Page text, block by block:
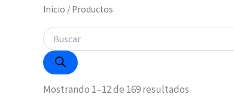
Inicio / Productos
Mostrando 1–12 de 169 resultados